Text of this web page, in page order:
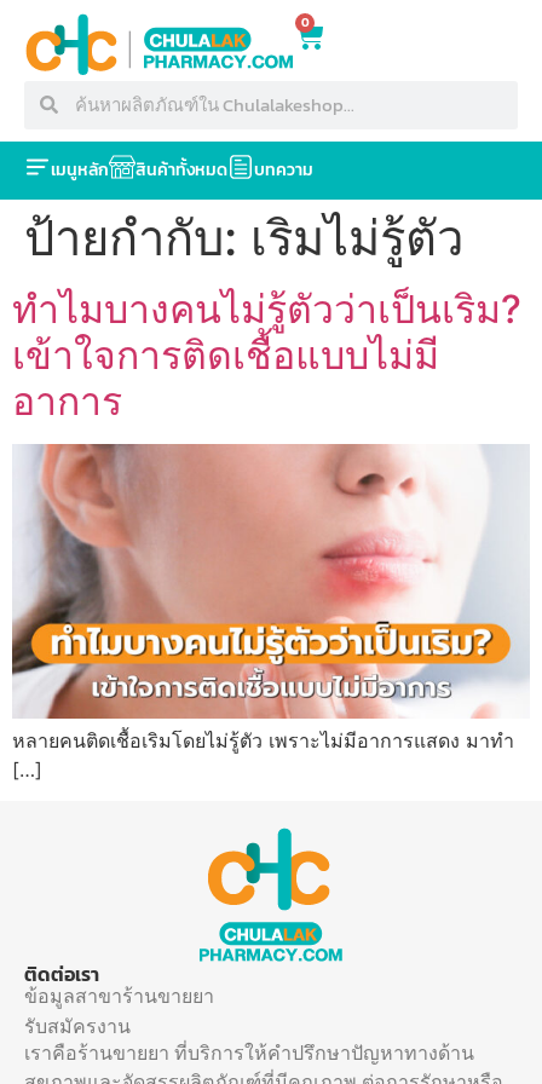
0
เมนูหลัก สินค้าทั้งหมด บทความ
ป้ายกำกับ: เริมไม่รู้ตัว
ทำไมบางคนไม่รู้ตัวว่าเป็นเริม?
เข้าใจการติดเชื้อแบบไม่มี
อาการ
หลายคนติดเชื้อเริมโดยไม่รู้ตัว เพราะไม่มีอาการแสดง มาทำ
[…]
ติดต่อเรา
ข้อมูลสาขาร้านขายยา
รับสมัครงาน
เราคือร้านขายยา ที่บริการให้คำปรึกษาปัญหาทางด้าน